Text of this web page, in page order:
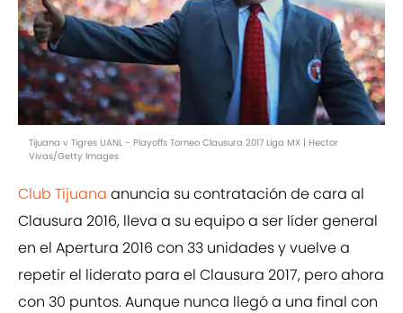
Tijuana v Tigres UANL - Playoffs Torneo Clausura 2017 Liga MX | Hector
Vivas/Getty Images
Club Tijuana anuncia su contratación de cara al
Clausura 2016, lleva a su equipo a ser líder general
en el Apertura 2016 con 33 unidades y vuelve a
repetir el liderato para el Clausura 2017, pero ahora
con 30 puntos. Aunque nunca llegó a una final con